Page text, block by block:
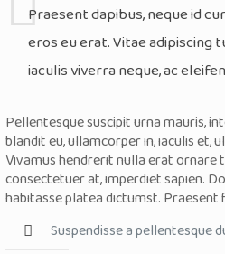
Praesent dapibus, neque id
eros eu erat. Vitae adipiscing
iaculis viverra neque, ac
Pellentesque suscipit urna mauris,
blandit eu, ullamcorper in, iaculis et,
Vivamus hendrerit nulla erat
consectetuer at, imperdiet sapien.
habitasse platea dictumst. Praesent
Suspendisse a pellentesque